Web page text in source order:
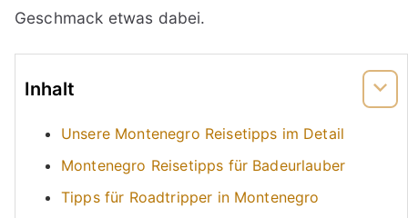
Geschmack etwas dabei.
Inhalt
Unsere Montenegro Reisetipps im Detail
Montenegro Reisetipps für Badeurlauber
Tipps für Roadtripper in Montenegro